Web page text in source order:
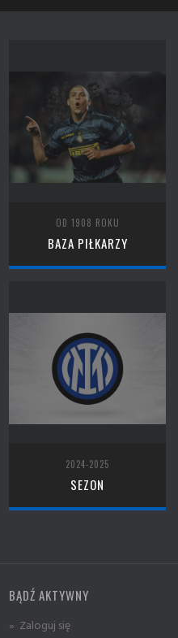
OD 1908 ROKU
BAZA PIŁKARZY
2024-2025
SEZON
BĄDŹ AKTYWNY
» Zaloguj się